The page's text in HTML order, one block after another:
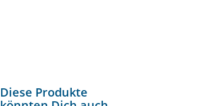
Diese Produkte